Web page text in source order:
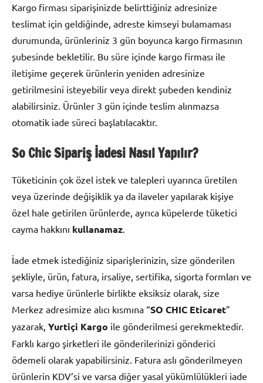
Kargo firması siparişinizde belirttiğiniz adresinize
teslimat için geldiğinde, adreste kimseyi bulamaması
durumunda, ürünleriniz 3 gün boyunca kargo firmasının
şubesinde bekletilir. Bu süre içinde kargo firması ile
iletişime geçerek ürünlerin yeniden adresinize
getirilmesini isteyebilir veya direkt şubeden kendiniz
alabilirsiniz. Ürünler 3 gün içinde teslim alınmazsa
otomatik iade süreci başlatılacaktır.
So Chic Sipariş İadesi Nasıl Yapılır?
Tüketicinin çok özel istek ve talepleri uyarınca üretilen
veya üzerinde değişiklik ya da ilaveler yapılarak kişiye
özel hale getirilen ürünlerde, ayrıca küpelerde tüketici
cayma hakkını kullanamaz.
İade etmek istediğiniz siparişlerinizin, size gönderilen
şekliyle, ürün, fatura, irsaliye, sertifika, sigorta formları ve
varsa hediye ürünlerle birlikte eksiksiz olarak, size
Merkez adresimize alıcı kısmına “SO CHIC Eticaret”
yazarak, Yurtiçi Kargo ile gönderilmesi gerekmektedir.
Farklı kargo şirketleri ile gönderilerinizi gönderici
ödemeli olarak yapabilirsiniz. Fatura aslı gönderilmeyen
ürünlerin KDV’si ve varsa diğer yasal yükümlülükleri iade